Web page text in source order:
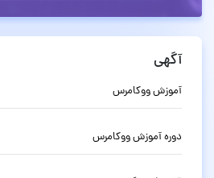
آگهی
آموزش ووکامرس
دوره آموزش ووکامرس